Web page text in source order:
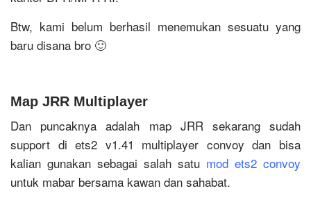
Btw, kami belum berhasil menemukan sesuatu yang
baru disana bro 🙂
Map JRR Multiplayer
Dan puncaknya adalah map JRR sekarang sudah
support di ets2 v1.41 multiplayer convoy dan bisa
kalian gunakan sebagai salah satu mod ets2 convoy
untuk mabar bersama kawan dan sahabat.